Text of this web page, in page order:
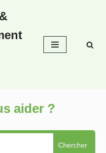
aider ?
Chercher